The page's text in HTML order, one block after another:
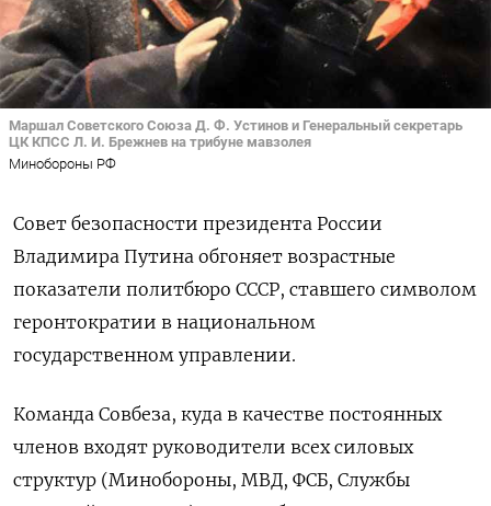
Маршал Советского Союза Д. Ф. Устинов и Генеральный секретарь
ЦК КПСС Л. И. Брежнев на трибуне мавзолея
Минобороны РФ
Совет безопасности президента России
Владимира Путина обгоняет возрастные
показатели политбюро СССР, ставшего символом
геронтократии в национальном
государственном управлении.
Команда Совбеза, куда в качестве постоянных
членов входят руководители всех силовых
структур (Минобороны, МВД, ФСБ, Службы